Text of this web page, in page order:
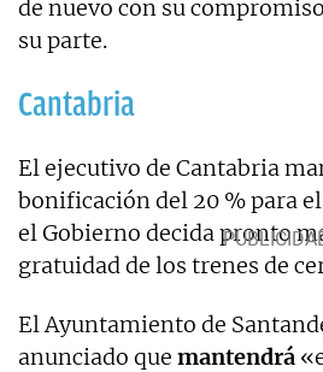
de nuevo con su
su parte.
Cantabria
El ejecutivo de Cantabria
bonificación del 20 % para el
el Gobierno decida pronto
gratuidad de los trenes de
El Ayuntamiento de
anunciado que mantendrá